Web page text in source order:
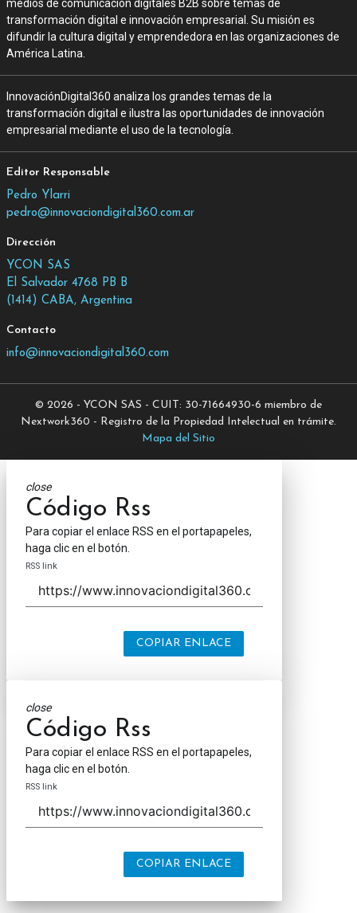
medios de comunicación digitales B2B sobre temas de
transformación digital e innovación empresarial. Su misión es
difundir la cultura digital y emprendedora en las organizaciones de
América Latina.
InnovaciónDigital360 analiza los grandes temas de la
transformación digital e ilustra las oportunidades de innovación
empresarial mediante el uso de la tecnología.
Editor Responsable
Pedro Ylarri
pedro@innovaciondigital360.com.ar
Dirección
YCON SAS
El Salvador 4768 PB B
(1414) CABA, Argentina
Contacto
info@innovaciondigital360.com
© 2026 - YCON SAS - CUIT: 30-71664930-6 miembro de
Nextwork360 - Registro de la Propiedad Intelectual en trámite.
Mapa del Sitio
close
Código Rss
Para copiar el enlace RSS en el portapapeles,
haga clic en el botón.
RSS link
COPIAR ENLACE
close
Código Rss
Para copiar el enlace RSS en el portapapeles,
haga clic en el botón.
RSS link
COPIAR ENLACE